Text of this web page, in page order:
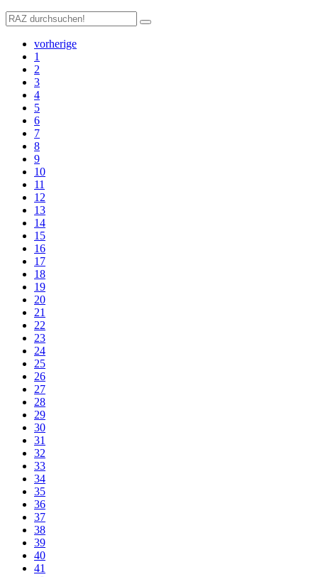
vorherige
1
2
3
4
5
6
7
8
9
10
11
12
13
14
15
16
17
18
19
20
21
22
23
24
25
26
27
28
29
30
31
32
33
34
35
36
37
38
39
40
41